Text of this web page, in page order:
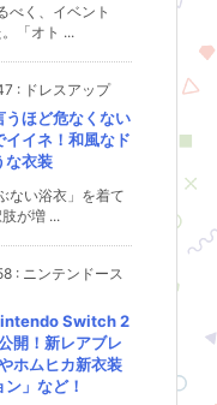
べく、イベント
「オト ...
: ドレスアップ
うほど危なくない
イイネ！和風なド
な衣装
ない浴衣」を着て
が増 ...
: ニンテンドース
Switch 2
開！新レアブレ
ホムヒカ新衣装
」など！